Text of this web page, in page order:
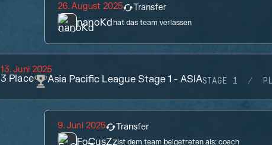
26. August 2025 Transfer
nanoKdhat das team verlassen
13. Juni 2025
3 Place Asia Pacific League Stage 1 - ASIASTAGE 1
9. Juni 2025 Transfer
FoCusZzist dem team beigetreten als:coach